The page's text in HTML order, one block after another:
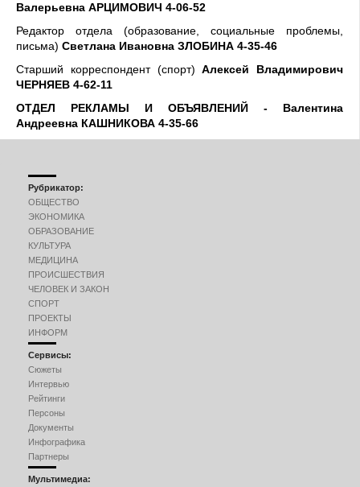
Валерьевна АРЦИМОВИЧ 4-06-52
Редактор отдела (образование, социальные проблемы,
письма) Светлана Ивановна ЗЛОБИНА 4-35-46
Старший корреспондент (спорт) Алексей Владимирович
ЧЕРНЯЕВ 4-62-11
ОТДЕЛ РЕКЛАМЫ И ОБЪЯВЛЕНИЙ - Валентина
Андреевна КАШНИКОВА 4-35-66
Рубрикатор:
ОБЩЕСТВО
ЭКОНОМИКА
ОБРАЗОВАНИЕ
КУЛЬТУРА
МЕДИЦИНА
ПРОИСШЕСТВИЯ
ЧЕЛОВЕК И ЗАКОН
СПОРТ
ПРОЕКТЫ
ИНФОРМ
Сервисы:
Сюжеты
Интервью
Рейтинги
Персоны
Документы
Инфографика
Партнеры
Мультимедиа: